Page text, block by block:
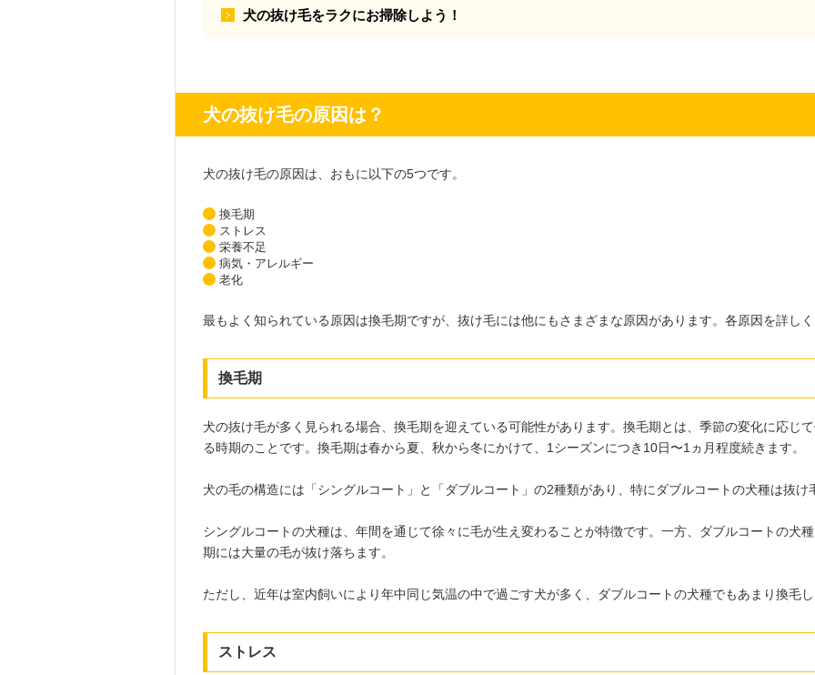
犬の抜け毛をラクにお掃除しよう！
犬の抜け毛の原因は？
犬の抜け毛の原因は、おもに以下の5つです。
換毛期
ストレス
栄養不足
病気・アレルギー
老化
最もよく知られている原因は換毛期ですが、抜け毛には他にもさまざまな原因があります。各原因を詳しく
換毛期
犬の抜け毛が多く見られる場合、換毛期を迎えている可能性があります。換毛期とは、季節の変化に応じ
る時期のことです。換毛期は春から夏、秋から冬にかけて、1シーズンにつき10日〜1ヵ月程度続きます。
犬の毛の構造には「シングルコート」と「ダブルコート」の2種類があり、特にダブルコートの犬種は抜け
シングルコートの犬種は、年間を通じて徐々に毛が生え変わることが特徴です。一方、ダブルコートの犬
期には大量の毛が抜け落ちます。
ただし、近年は室内飼いにより年中同じ気温の中で過ごす犬が多く、ダブルコートの犬種でもあまり換毛し
ストレス